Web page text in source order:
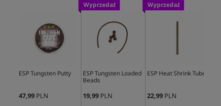
ESP Tungsten Putty
47,99 PLN
Wyprzedaż
ESP Tungsten Loaded
Beads
19,99 PLN
Wyprzedaż
ESP Heat Shrink Tube
22,99 PLN